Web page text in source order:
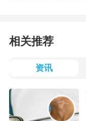
相关推荐
资讯